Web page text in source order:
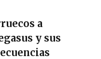
a
y sus